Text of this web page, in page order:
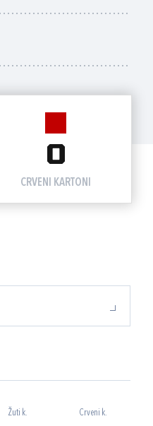
0
CRVENI KARTONI
Žuti k. Crveni k.